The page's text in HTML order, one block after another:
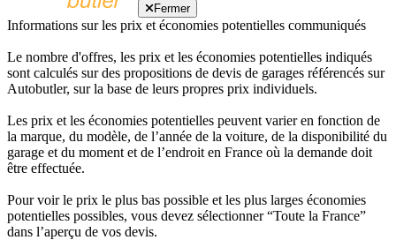
Fermer
Informations sur les prix et économies potentielles communiqués
Le nombre d'offres, les prix et les économies potentielles indiqués
sont calculés sur des propositions de devis de garages référencés sur
Autobutler, sur la base de leurs propres prix individuels.
Les prix et les économies potentielles peuvent varier en fonction de
la marque, du modèle, de l’année de la voiture, de la disponibilité du
garage et du moment et de l’endroit en France où la demande doit
être effectuée.
Pour voir le prix le plus bas possible et les plus larges économies
potentielles possibles, vous devez sélectionner “Toute la France”
dans l’aperçu de vos devis.